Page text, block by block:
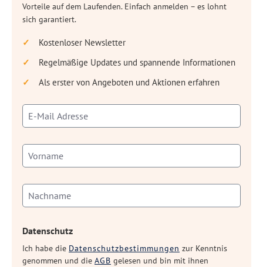
Vorteile auf dem Laufenden. Einfach anmelden – es lohnt
sich garantiert.
Kostenloser Newsletter
Regelmäßige Updates und spannende Informationen
Als erster von Angeboten und Aktionen erfahren
Datenschutz
Ich habe die Datenschutzbestimmungen zur Kenntnis
genommen und die AGB gelesen und bin mit ihnen